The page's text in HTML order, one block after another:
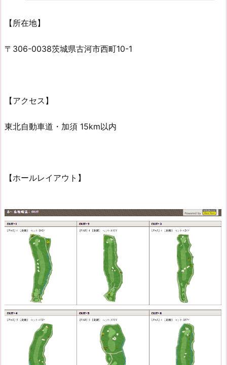
【所在地】
〒306-0038茨城県古河市西町10-1
【アクセス】
東北自動車道・加須 15km以内
【ホールレイアウト】